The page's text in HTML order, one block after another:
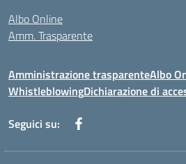
Albo Online
Amm. Trasparente
Amministrazione trasparenteAlbo
WhistleblowingDichiarazione di
Seguici su: